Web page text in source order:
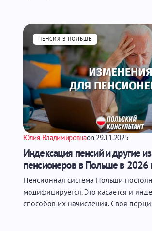
ПЕНСИЯ В ПОЛЬШЕ
Юлия Владимировнаon 29.11.2025
Индексация пенсий и другие
пенсионеров в Польше в 2026
Пенсионная система Польши
модифицируется. Это касается и
способов их начисления. Своя